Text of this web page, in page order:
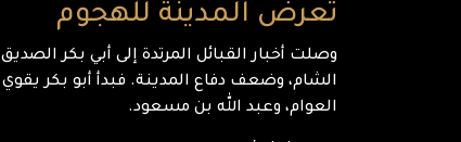
تعرض المدينة للهجوم
وصلت أخبار القبائل المرتدة إلى أبي بكر
الشام، وضعف دفاع المدينة. فبدأ أبو بكر
العوام، وعبد الله بن مسعود.